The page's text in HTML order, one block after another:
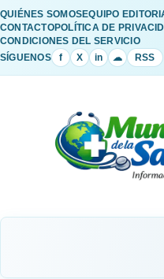
QUIÉNES SOMOSEQUIPO
CONTACTOPOLÍTICA DE
CONDICIONES DEL SERVICIO
SÍGUENOS
f X in ☁ RSS